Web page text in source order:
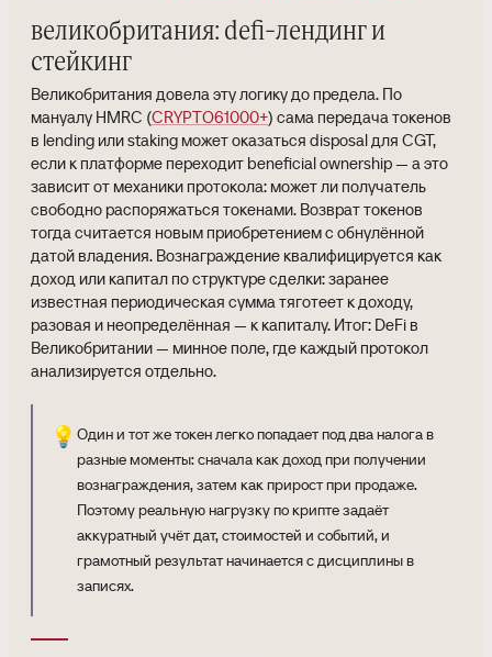
великобритания: defi-лендинг и
стейкинг
Великобритания довела эту логику до предела. По
мануалу HMRC (CRYPTO61000+) сама передача токенов
в lending или staking может оказаться disposal для CGT,
если к платформе переходит beneficial ownership — а это
зависит от механики протокола: может ли получатель
свободно распоряжаться токенами. Возврат токенов
тогда считается новым приобретением с обнулённой
датой владения. Вознаграждение квалифицируется как
доход или капитал по структуре сделки: заранее
известная периодическая сумма тяготеет к доходу,
разовая и неопределённая — к капиталу. Итог: DeFi в
Великобритании — минное поле, где каждый протокол
анализируется отдельно.
💡 Один и тот же токен легко попадает под два налога в
разные моменты: сначала как доход при получении
вознаграждения, затем как прирост при продаже.
Поэтому реальную нагрузку по крипте задаёт
аккуратный учёт дат, стоимостей и событий, и
грамотный результат начинается с дисциплины в
записях.